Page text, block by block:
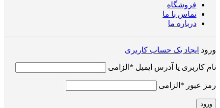
فروشگاه
تماس با ما
درباره ما
ورود ایجاد یک حساب کاربری
نام کاربری یا آدرس ایمیل * الزامی
رمز عبور * الزامی
ورود